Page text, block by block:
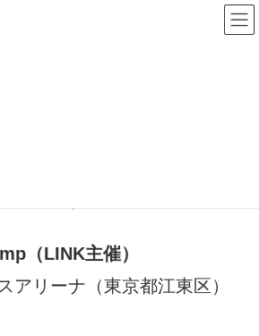
（LINK主催）
アリーナ（東京都江東区）